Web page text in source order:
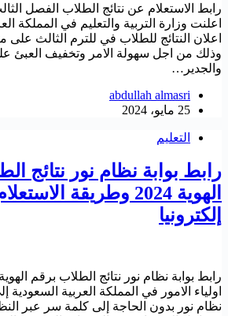
رابط الاستعلام عن نتائج الطلاب الفصل
اعلنت وزارة التربية والتعليم في المملكة
اعلان النتائج للطلاب في للترم الثالث على
وذلك من اجل سهولة الامر وتخفيف العبئ
والجدير…
abdullah almasri
25 مايو، 2024
التعليم
رابط بوابة نظام نور نتائج
الهوية 2024 وطريقة
إلكترونيا
رابط بوابة نظام نور نتائج الطلاب برقم
اولياء الامور في المملكة العربية
نظام نور بدون الحاجة إلى كلمة سر عبر